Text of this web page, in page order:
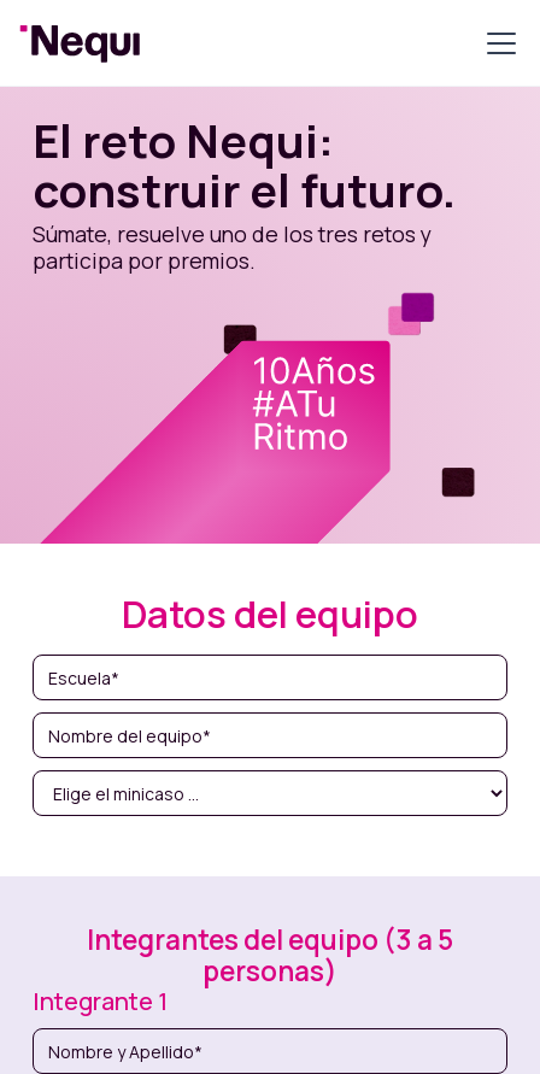
El reto Nequi:
construir el futuro.
Súmate, resuelve uno de los tres retos y
participa por premios.
Datos del equipo
Integrantes del equipo (3 a 5
personas)
Integrante 1